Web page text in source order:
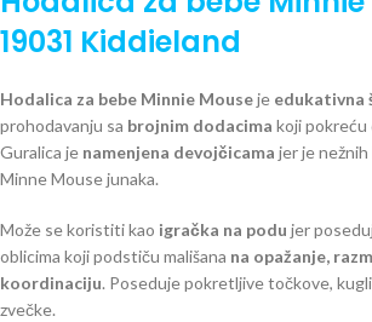
19031 Kiddieland
Hodalica za bebe Minnie Mouseje edukativna
prohodavanju sa brojnim dodacima koji pokreću
Guralica je namenjena devojčicama jer je
Minne Mouse junaka.
Može se koristiti kao igračka na podu jer
oblicima koji podstiču mališana na opažanje,
koordinaciju. Poseduje pokretljive točkove,
zvečke.